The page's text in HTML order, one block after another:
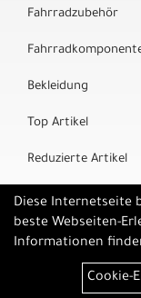
Fahrradzubehör
Bekleidung
Top Artikel
Reduzierte Artikel
Marken
Diese Internetseite
beste Webseiten-
Informationen
Cookie-